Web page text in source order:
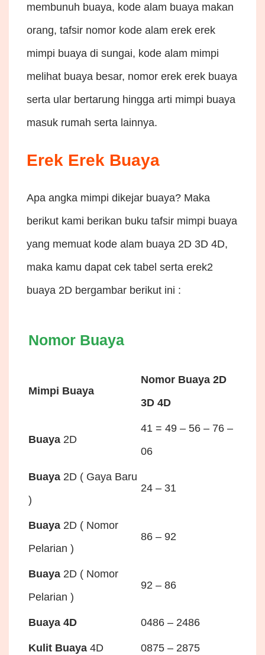
membunuh buaya, kode alam buaya makan
orang, tafsir nomor kode alam erek erek
mimpi buaya di sungai, kode alam mimpi
melihat buaya besar, nomor erek erek buaya
serta ular bertarung hingga arti mimpi buaya
masuk rumah serta lainnya.
Erek Erek Buaya
Apa angka mimpi dikejar buaya? Maka
berikut kami berikan buku tafsir mimpi buaya
yang memuat kode alam buaya 2D 3D 4D,
maka kamu dapat cek tabel serta erek2
buaya 2D bergambar berikut ini :
Nomor Buaya
Mimpi Buaya
Nomor Buaya 2D
3D 4D
Buaya 2D
41 = 49 – 56 – 76 –
06
Buaya 2D ( Gaya Baru
)
24 – 31
Buaya 2D ( Nomor
Pelarian )
86 – 92
Buaya 2D ( Nomor
Pelarian )
92 – 86
Buaya 4D 0486 – 2486
Kulit Buaya 4D 0875 – 2875